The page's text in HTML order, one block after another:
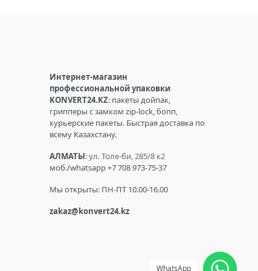
Интернет-магазин
профессиональной упаковки
KONVERT24.KZ: пакеты дойпак,
грипперы с замком zip-lock, бопп,
курьерские пакеты. Быстрая доставка по
всему Казахстану.
АЛМАТЫ:ул. Толе-би, 285/8 к2
моб./whatsapp +7 708 973-75-37
Мы открыты: ПН-ПТ 10.00-16.00
zakaz@konvert24.kz
WhatsApp